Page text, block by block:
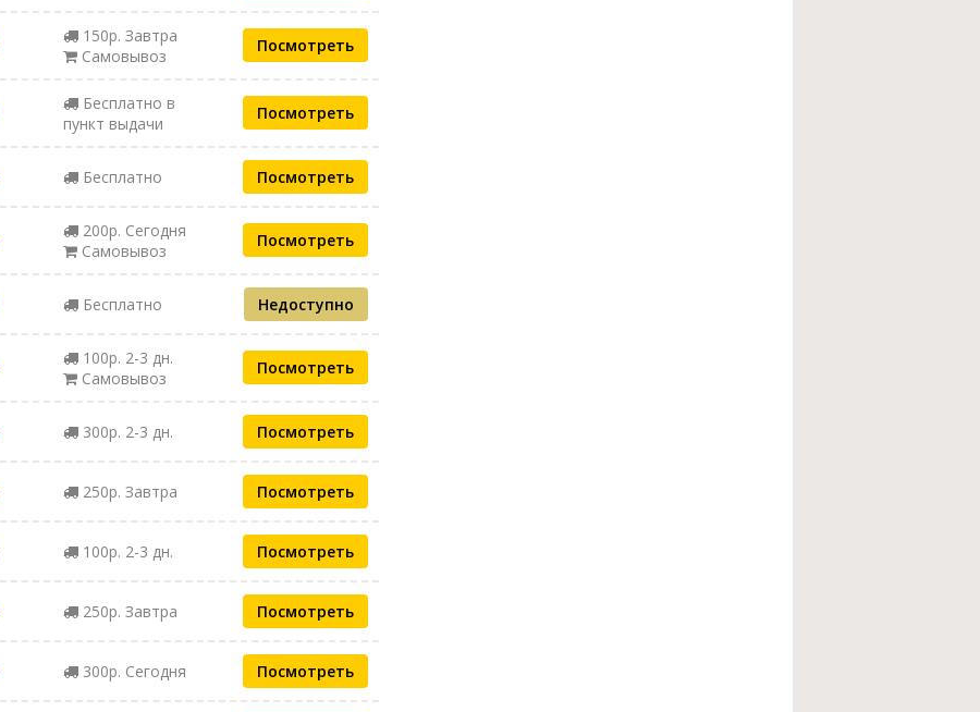
150р. Завтра
Самовывоз
Посмотреть
Бесплатно в
пункт выдачи
Посмотреть
Бесплатно Посмотреть
200р. Сегодня
Самовывоз
Посмотреть
Бесплатно Недоступно
100р. 2-3 дн.
Самовывоз
Посмотреть
300р. 2-3 дн. Посмотреть
250р. Завтра Посмотреть
100р. 2-3 дн. Посмотреть
250р. Завтра Посмотреть
300р. Сегодня Посмотреть